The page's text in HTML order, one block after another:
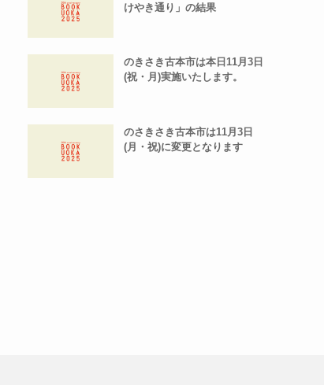
けやき通り」の結果
のきさき古本市は本日11月3日
(祝・月)実施いたします。
のさきさき古本市は11月3日
(月・祝)に変更となります